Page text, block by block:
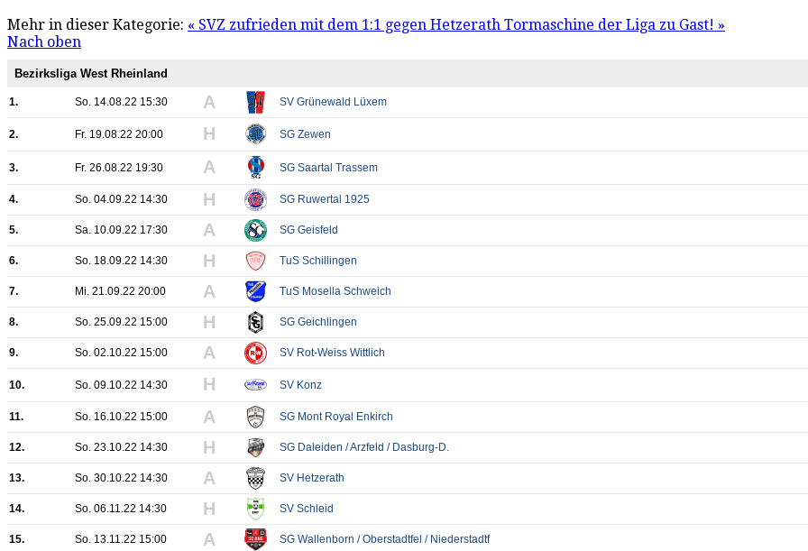
Mehr in dieser Kategorie: « SVZ zufrieden mit dem 1:1 gegen Hetzerath Tormaschine der Liga zu Gast! »
Nach oben
Bezirksliga West Rheinland
1. So. 14.08.22 15:30 A SV Grünewald Lüxem
2. Fr. 19.08.22 20:00 H SG Zewen
3. Fr. 26.08.22 19:30 A SG Saartal Trassem
4. So. 04.09.22 14:30 H SG Ruwertal 1925
5. Sa. 10.09.22 17:30 A SG Geisfeld
6. So. 18.09.22 14:30 H TuS Schillingen
7. Mi. 21.09.22 20:00 A TuS Mosella Schweich
8. So. 25.09.22 15:00 H SG Geichlingen
9. So. 02.10.22 15:00 A SV Rot-Weiss Wittlich
10. So. 09.10.22 14:30 H SV Konz
11. So. 16.10.22 15:00 A SG Mont Royal Enkirch
12. So. 23.10.22 14:30 H SG Daleiden / Arzfeld / Dasburg-D.
13. So. 30.10.22 14:30 A SV Hetzerath
14. So. 06.11.22 14:30 H SV Schleid
15. So. 13.11.22 15:00 A SG Wallenborn / Oberstadtfel / Niederstadtf